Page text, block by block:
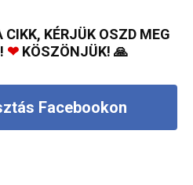
KÉRJÜK OSZD MEG
❤KÖSZÖNJÜK! 🙏
Facebookon